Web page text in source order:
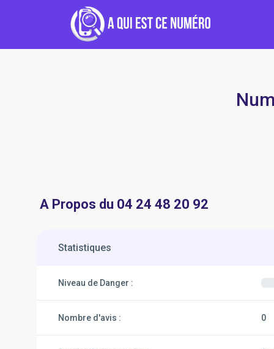
A Propos du 04 24 48 20 92
Statistiques
Niveau de Danger :
Nombre d'avis : 0